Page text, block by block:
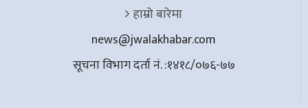
हाम्रो बारेमा
news@jwalakhabar.com
सूचना विभाग दर्ता नं. :१४१८/०७६-७७